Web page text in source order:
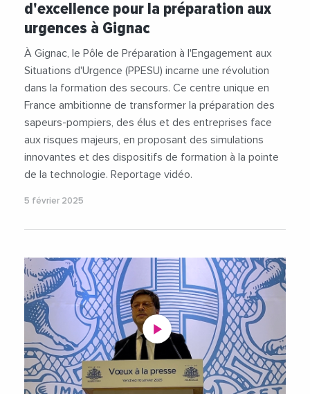
#JeanFrancoisSoto
#KleberMesquida
#Pompiers
#PrefectureHerault
#Securite
#ValleeDeLHerault
#VilleDeGignac
d'excellence pour la préparation aux
urgences à Gignac
À Gignac, le Pôle de Préparation à l'Engagement aux
Situations d'Urgence (PPESU) incarne une révolution
dans la formation des secours. Ce centre unique en
France ambitionne de transformer la préparation des
sapeurs-pompiers, des élus et des entreprises face
aux risques majeurs, en proposant des simulations
innovantes et des dispositifs de formation à la pointe
de la technologie. Reportage vidéo.
5 février 2025